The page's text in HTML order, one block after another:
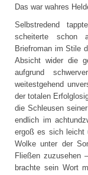
Das war wahres
Selbstredend
scheiterte schon
Briefroman im Stile
Absicht wider die
aufgrund
weitestgehend
der totalen
die Schleusen
endlich im
ergoß es sich leicht
Wolke unter der
Fließen zuzusehen
brachte sein Wort